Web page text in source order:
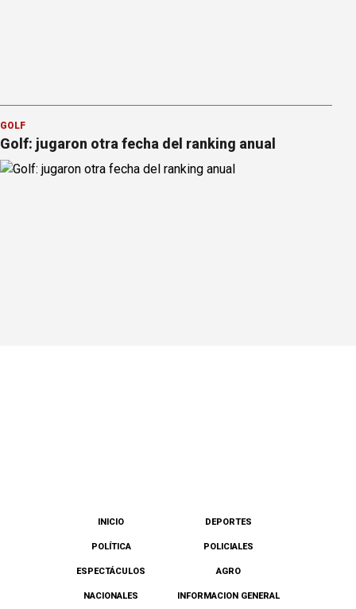
GOLF
Golf: jugaron otra fecha del ranking anual
INICIO DEPORTES
POLÍTICA POLICIALES
ESPECTÁCULOS AGRO
NACIONALES INFORMACION GENERAL